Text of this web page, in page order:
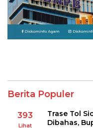
Berita Populer
393
Lihat
Trase Tol
Dibahas,